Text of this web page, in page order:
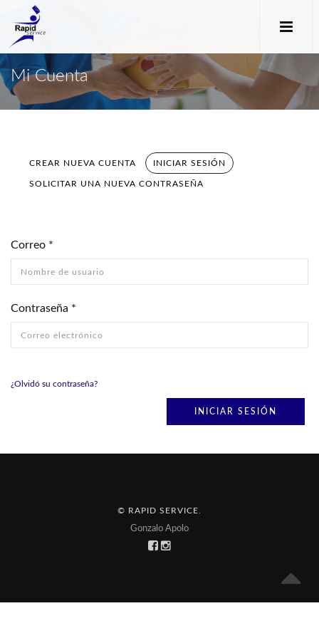
Mi Cuenta
Solapas principales
CREAR NUEVA CUENTA INICIAR SESIÓN
(SOLAPA
ACTIVA)
SOLICITAR UNA NUEVA CONTRASEÑA
Correo *
Contraseña *
¿Olvidó su contraseña?
© RAPID SERVICE
Gonzalo Apolo